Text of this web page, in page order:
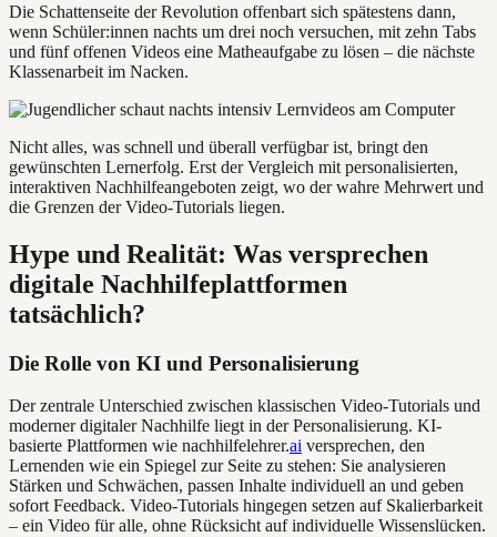
Die Schattenseite der Revolution offenbart sich spätestens dann,
wenn Schüler:innen nachts um drei noch versuchen, mit zehn Tabs
und fünf offenen Videos eine Matheaufgabe zu lösen – die nächste
Klassenarbeit im Nacken.
Nicht alles, was schnell und überall verfügbar ist, bringt den
gewünschten Lernerfolg. Erst der Vergleich mit personalisierten,
interaktiven Nachhilfeangeboten zeigt, wo der wahre Mehrwert und
die Grenzen der Video-Tutorials liegen.
Hype und Realität: Was versprechen
digitale Nachhilfeplattformen
tatsächlich?
Die Rolle von KI und Personalisierung
Der zentrale Unterschied zwischen klassischen Video-Tutorials und
moderner digitaler Nachhilfe liegt in der Personalisierung. KI-
basierte Plattformen wie nachhilfelehrer.ai versprechen, den
Lernenden wie ein Spiegel zur Seite zu stehen: Sie analysieren
Stärken und Schwächen, passen Inhalte individuell an und geben
sofort Feedback. Video-Tutorials hingegen setzen auf Skalierbarkeit
– ein Video für alle, ohne Rücksicht auf individuelle Wissenslücken.